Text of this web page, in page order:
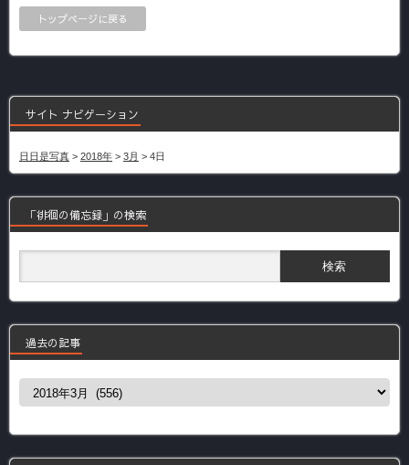
トップページに戻る
サイト ナビゲーション
日日是写真 > 2018年 > 3月 > 4日
「徘徊の備忘録」の検索
過去の記事
過
事